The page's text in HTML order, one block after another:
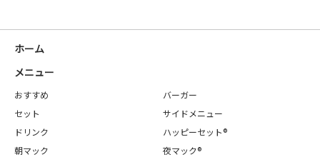
ホーム
メニュー
おすすめ
バーガー
セット
サイドメニュー
ドリンク
ハッピーセット®
朝マック
夜マック®